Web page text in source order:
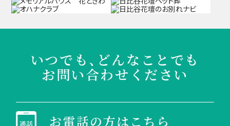
いつでも、どんなことでも
お問い合わせください
お電話の方はこちら